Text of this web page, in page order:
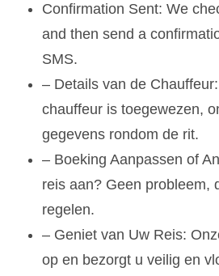
Confirmation Sent: We
and then send a
SMS.
– Details van de
chauffeur is toegewezen,
gegevens rondom de rit.
– Boeking Aanpassen of
reis aan? Geen probleem,
regelen.
– Geniet van Uw Reis:
op en bezorgt u veilig en